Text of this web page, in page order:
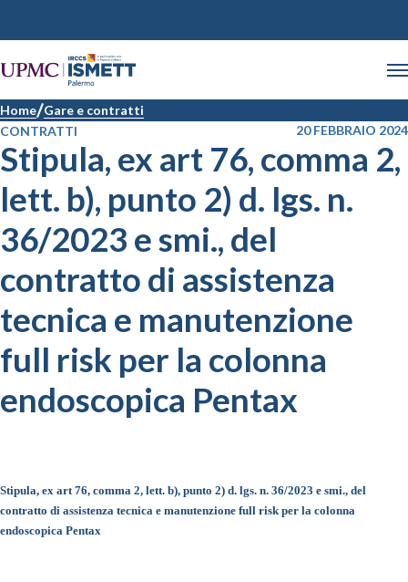
Home Gare e contratti
CONTRATTI
20 FEBBRAIO 2024
Stipula, ex art 76, comma 2,
lett. b), punto 2) d. lgs. n.
36/2023 e smi., del
contratto di assistenza
tecnica e manutenzione
full risk per la colonna
endoscopica Pentax
Stipula, ex art 76, comma 2, lett. b), punto 2) d. lgs. n. 36/2023 e smi., del
contratto di assistenza tecnica e manutenzione full risk per la colonna
endoscopica Pentax